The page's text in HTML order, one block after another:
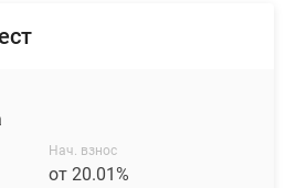
Нач. взнос
от 20.01%